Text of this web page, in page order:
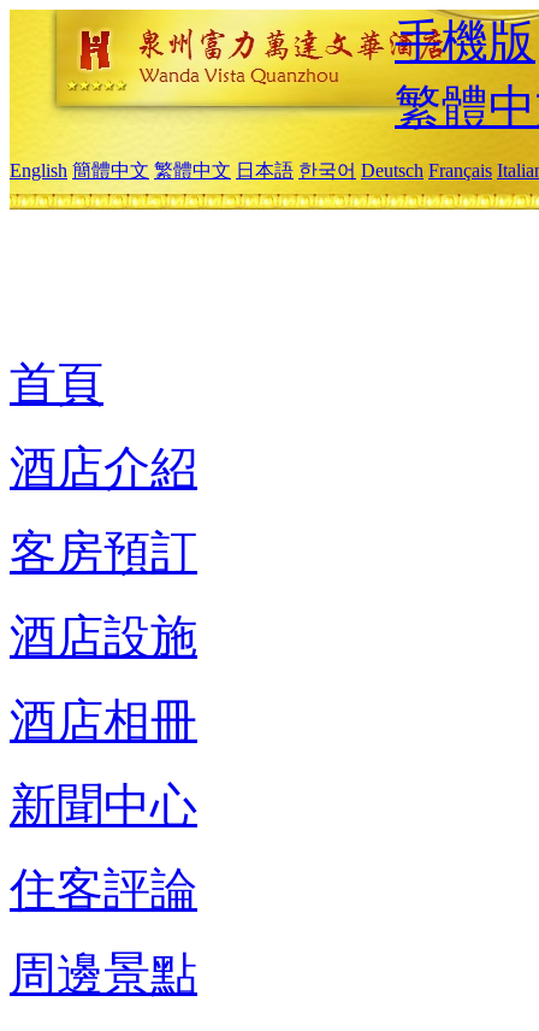
手機版
繁體
English 簡體中文 繁體中文 日本語 한국어 Deutsch Français
首頁
酒店介紹
客房預訂
酒店設施
酒店相冊
新聞中心
住客評論
周邊景點